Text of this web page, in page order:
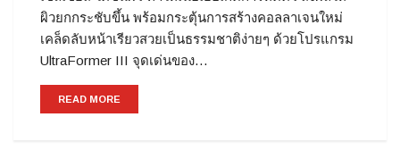
ผิวยกกระชับขึ้น พร้อมกระตุ้นการสร้างคอลลาเจนใหม่
เคล็ดลับหน้าเรียวสวยเป็นธรรมชาติง่ายๆ ด้วยโปรแกรม
UltraFormer III จุดเด่นของ…
READ MORE